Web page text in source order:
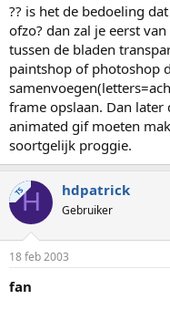
?? is het de bedoeling
ofzo? dan zal je eerst
tussen de bladen
paintshop of photoshop
frame opslaan. Dan
animated gif moeten
soortgelijk proggie.
TSH hdpatrick
Gebruiker
18 feb 2003
fan